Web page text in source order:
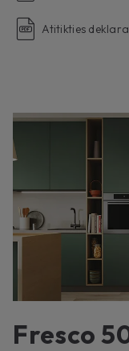
Atitikties
Fresco